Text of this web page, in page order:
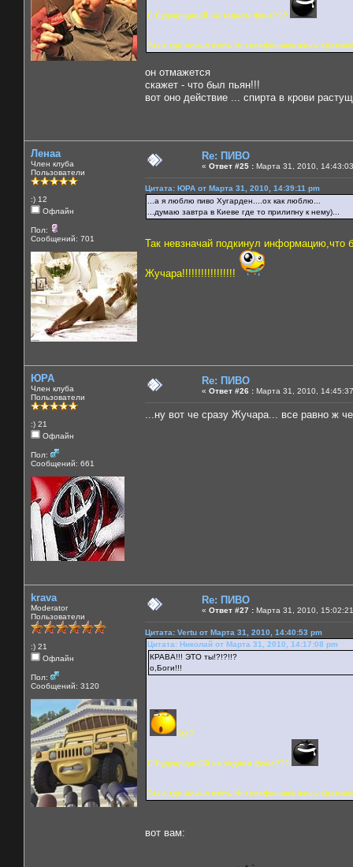
С Будуарщицой на заднем фоне???
Так,а где можно взять № телефончика жены
он отмажется
скажет - что был пьян!!!
вот оно действие ... спирта в крови
Ленаа
Член клуба
Пользователи
:) 12
Офлайн
Пол:
Сообщений: 701
Re: ПИВО
« Ответ #25 : Марта 31, 2010,
Цитата: ЮРА от Марта 31, 2010, 14:39:11 pm
...а я люблю пиво Хугарден....ох как люблю...
...думаю завтра в Киеве где то прилипну к нему)...
Так невзначай подкинул информацию,что
Жучара!!!!!!!!!!!!!!!!!
ЮРА
Член клуба
Пользователи
:) 21
Офлайн
Пол:
Сообщений: 661
Re: ПИВО
« Ответ #26 : Марта 31, 2010,
...ну вот че сразу Жучара... все равно ж
krava
Moderator
Пользователи
:) 21
Офлайн
Пол:
Сообщений: 3120
Re: ПИВО
« Ответ #27 : Марта 31, 2010,
Цитата: Vertu от Марта 31, 2010, 14:40:53 pm
Цитата: Николай от Марта 31, 2010, 14:17:08 pm
КРАВА!!! ЭТО ты!?!?!!?
о,Боги!!!
Где?
С БудуарщицОй на заднем фоне???
Так,а где можно взять № телефончика жены
вот вам: